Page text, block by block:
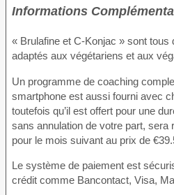
Informations
« Brulafine et C-Konjac » sont tous
adaptés aux végétariens et aux
Un programme de coaching
smartphone est aussi fourni avec
toutefois qu’il est offert pour une
sans annulation de votre part, sera
pour le mois suivant au prix de
Le système de paiement est
crédit comme Bancontact, Visa,